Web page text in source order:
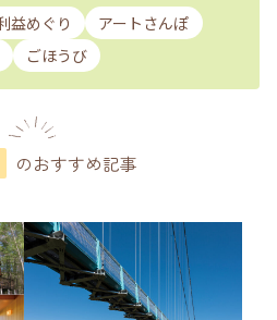
益めぐり
アートさんぽ
ごほうび
のおすすめ記事